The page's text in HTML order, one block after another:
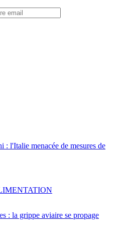
: l'Italie menacée de mesures de
: la grippe aviaire se propage